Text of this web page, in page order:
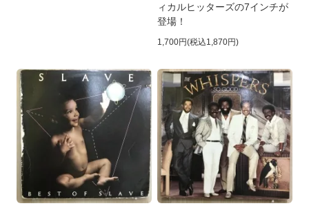
ィカルヒッターズの7インチが
登場！
1,700円(税込1,870円)